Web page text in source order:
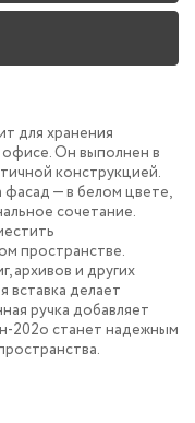
для хранения
Он выполнен в
конструкцией.
фасад — в белом цвете,
сочетание.
пространстве.
архивов и других
вставка делает
ручка добавляет
202o станет надежным